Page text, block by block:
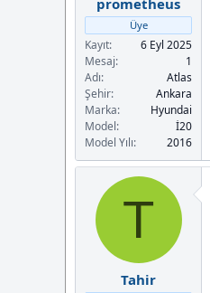
Üye
Kayıt
6 Eyl 2025
Mesaj
1
Adı
Atlas
Şehir
Ankara
Marka
Hyundai
Model
İ20
Model Yılı
2016
T
Tahir